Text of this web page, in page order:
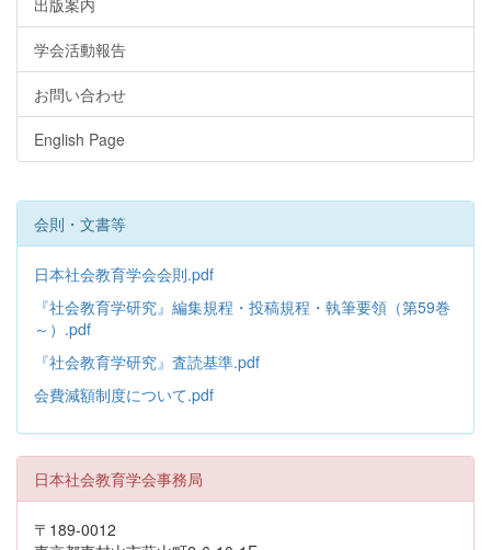
学会活動報告
お問い合わせ
English Page
会則・文書等
日本社会教育学会会則.pdf
『社会教育学研究』編集規程・投稿規程・執筆要領（第59巻
～）.pdf
『社会教育学研究』査読基準.pdf
会費減額制度について.pdf
日本社会教育学会事務局
〒189-0012